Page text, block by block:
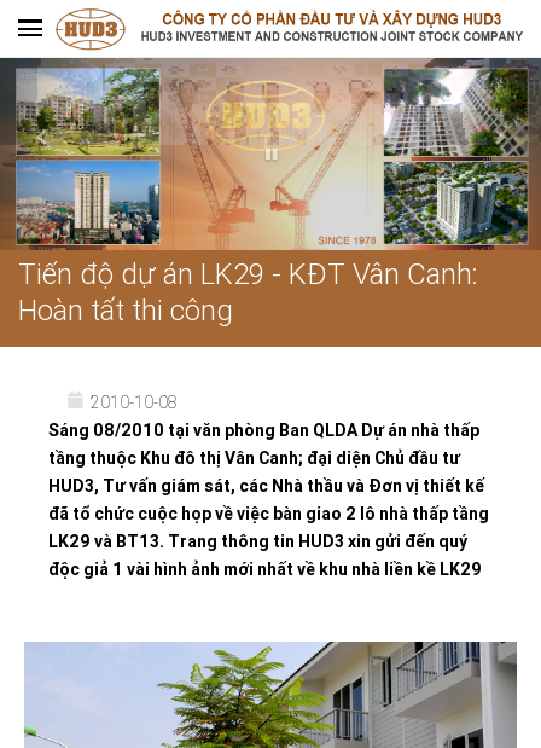
Tiến độ dự án LK29 - KĐT Vân Canh:
Hoàn tất thi công
2010-10-08
Sáng 08/2010 tại văn phòng Ban QLDA Dự án nhà thấp
tầng thuộc Khu đô thị Vân Canh; đại diện Chủ đầu tư
HUD3, Tư vấn giám sát, các Nhà thầu và Đơn vị thiết kế
đã tổ chức cuộc họp về việc bàn giao 2 lô nhà thấp tầng
LK29 và BT13. Trang thông tin HUD3 xin gửi đến quý
độc giả 1 vài hình ảnh mới nhất về khu nhà liền kề LK29